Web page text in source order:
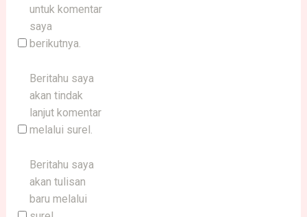
untuk komentar
saya
berikutnya.
Beritahu saya
akan tindak
lanjut komentar
melalui surel.
Beritahu saya
akan tulisan
baru melalui